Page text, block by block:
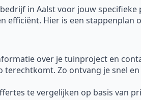
in Aalst voor jouw
efficiënt. Hier is een
over je tuinproject en
terechtkomt. Zo ontvang je snel
te vergelijken op basis van